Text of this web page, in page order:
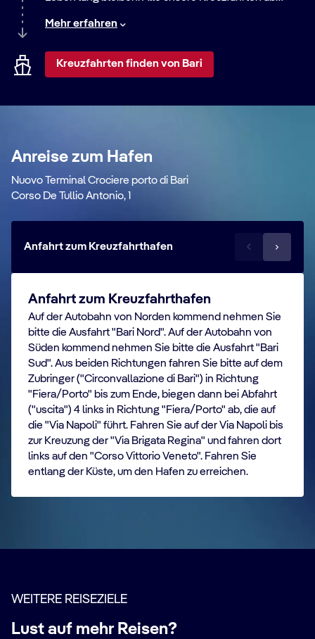
von entspannten Strandaufenthalten bis zu
uns!
Mehr erfahren
Kreuzfahrten finden von Bari
Anreise zum Hafen
Nuovo Terminal Crociere porto di Bari
Corso De Tullio Antonio, 1
Anfahrt zum Kreuzfahrthafen
Anfahrt zum Kreuzfahrthafen
Auf der Autobahn von Norden kommend nehmen Sie
bitte die Ausfahrt "Bari Nord". Auf der Autobahn von
Süden kommend nehmen Sie bitte die Ausfahrt "Bari
Sud". Aus beiden Richtungen fahren Sie bitte auf dem
Zubringer ("Circonvallazione di Bari") in Richtung
"Fiera/Porto" bis zum Ende, biegen dann bei Abfahrt
("uscita") 4 links in Richtung "Fiera/Porto" ab, die auf
die "Via Napoli" führt. Fahren Sie auf der Via Napoli bis
zur Kreuzung der "Via Brigata Regina" und fahren dort
links auf den "Corso Vittorio Veneto". Fahren Sie
entlang der Küste, um den Hafen zu erreichen.
WEITERE REISEZIELE
Lust auf mehr Reisen?